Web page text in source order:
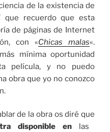
de la existencia de
que recuerdo que esta
de páginas de Internet
con «Chicas malas«.
mínima oportunidad
película, y no puedo
obra que yo no conozco
de la obra os diré que
disponible en las